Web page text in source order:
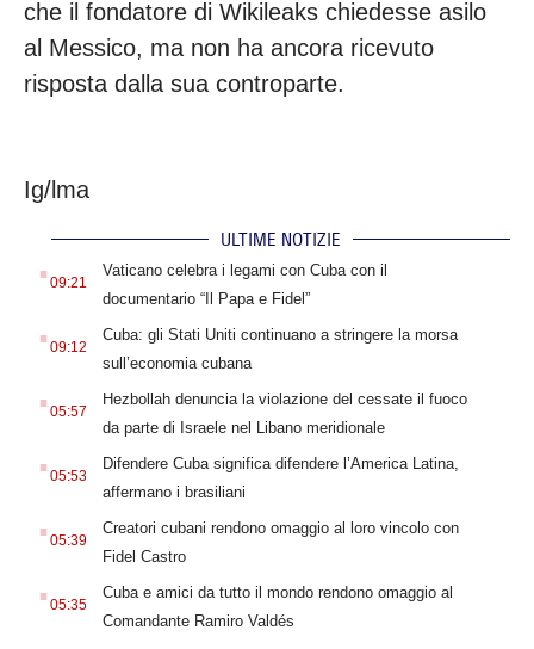
che il fondatore di Wikileaks chiedesse asilo
al Messico, ma non ha ancora ricevuto
risposta dalla sua controparte.
Ig/lma
ULTIME NOTIZIE
. 09:21
Vaticano celebra i legami con Cuba con il
documentario “Il Papa e Fidel”
. 09:12
Cuba: gli Stati Uniti continuano a stringere la morsa
sull’economia cubana
. 05:57
Hezbollah denuncia la violazione del cessate il fuoco
da parte di Israele nel Libano meridionale
. 05:53
Difendere Cuba significa difendere l’America Latina,
affermano i brasiliani
. 05:39
Creatori cubani rendono omaggio al loro vincolo con
Fidel Castro
. 05:35
Cuba e amici da tutto il mondo rendono omaggio al
Comandante Ramiro Valdés